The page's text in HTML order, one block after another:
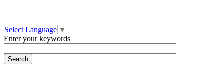
Select Language ▼
Enter your keywords